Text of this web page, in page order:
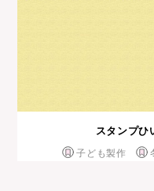
スタンプひ
子ども製作